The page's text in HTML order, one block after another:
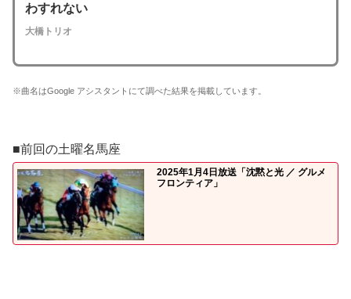
わすれない
大橋トリオ
※曲名はGoogle アシスタントにて調べた結果を掲載しています。
■前回の土曜名馬座
2025年1月4日放送「沈黙と光 ／ グルメ
フロンティア」